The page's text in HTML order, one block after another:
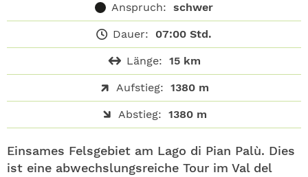
Anspruch: schwer
Dauer: 07:00 Std.
Länge: 15 km
Aufstieg: 1380 m
Abstieg: 1380 m
Einsames Felsgebiet am Lago di Pian Palù. Dies
ist eine abwechslungsreiche Tour im Val del
SHOP